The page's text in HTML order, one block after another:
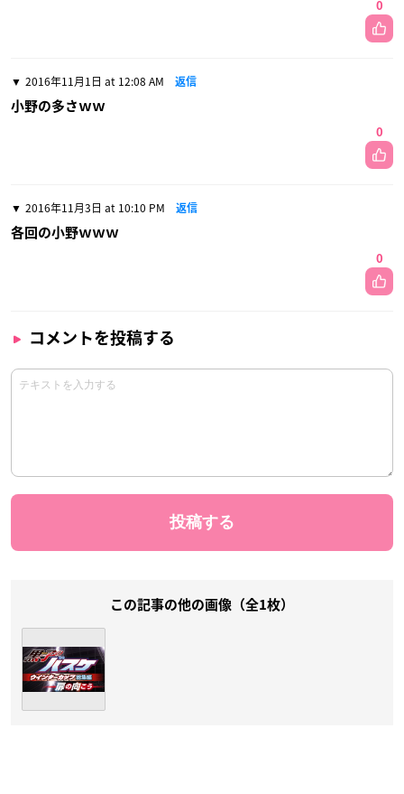
0
2016年11月1日 at 12:08 AM 返信
小野の多さｗｗ
0
2016年11月3日 at 10:10 PM 返信
各回の小野ｗｗｗ
0
コメントを投稿する
この記事の他の画像（全1枚）